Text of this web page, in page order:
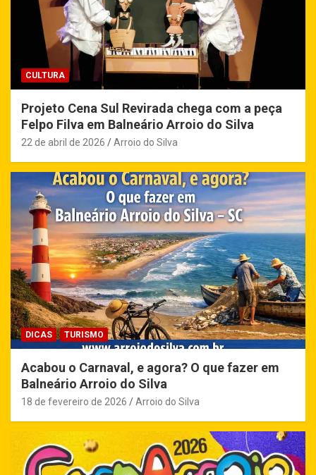
CULTURA
Projeto Cena Sul Revirada chega com a peça
Felpo Filva em Balneário Arroio do Silva
22 de abril de 2026 Arroio do Silva
DICAS TURISMO
Acabou o Carnaval, e agora? O que fazer em
Balneário Arroio do Silva
18 de fevereiro de 2026 Arroio do Silva